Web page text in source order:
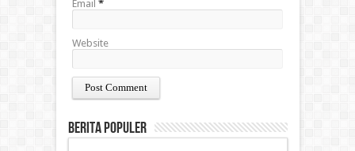
Email *
Website
Berita Populer